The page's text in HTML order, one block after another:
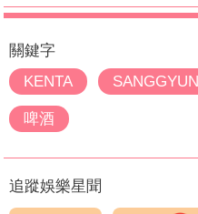
關鍵字
KENTA
SANGGYUN
啤酒
追蹤娛樂星聞